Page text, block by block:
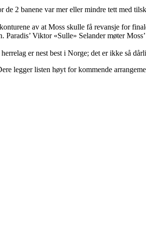
2 banene var mer eller mindre tett med
av at Moss skulle få revansje for
Viktor «Sulle» Selander møter
er nest best i Norge; det er ikke så
legger listen høyt for kommende